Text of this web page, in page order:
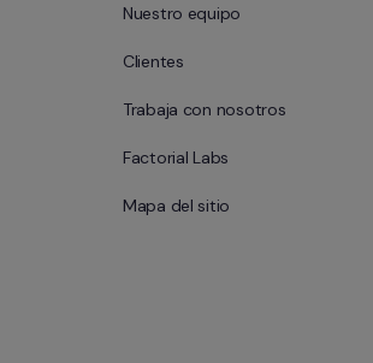
Nuestro equipo
Clientes
Trabaja con nosotros
Factorial Labs
Mapa del sitio